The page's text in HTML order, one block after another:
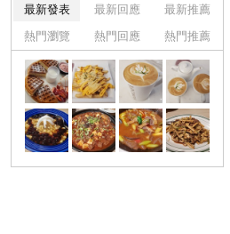
最新發表 最新回應
最新推薦
熱門瀏覽
熱門回應 熱門推薦